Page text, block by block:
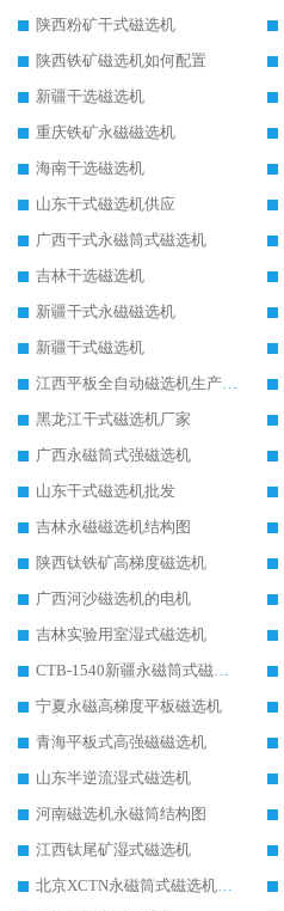
陕西粉矿干式磁选机
陕西铁矿磁选机如何配置
新疆干选磁选机
重庆铁矿永磁磁选机
海南干选磁选机
山东干式磁选机供应
广西干式永磁筒式磁选机
吉林干选磁选机
新疆干式永磁磁选机
新疆干式磁选机
江西平板全自动磁选机生产厂家
黑龙江干式磁选机厂家
广西永磁筒式强磁选机
山东干式磁选机批发
吉林永磁磁选机结构图
陕西钛铁矿高梯度磁选机
广西河沙磁选机的电机
吉林实验用室湿式磁选机
CTB-1540新疆永磁筒式磁选机
宁夏永磁高梯度平板磁选机
青海平板式高强磁磁选机
山东半逆流湿式磁选机
河南磁选机永磁筒结构图
江西钛尾矿湿式磁选机
北京XCTN永磁筒式磁选机磁块位置